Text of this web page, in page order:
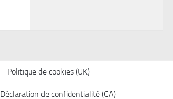
Politique de cookies (UK)
Déclaration de confidentialité (CA)